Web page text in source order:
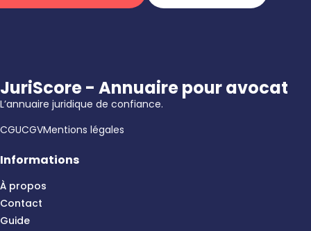
JuriScore - Annuaire pour avocat
L’annuaire juridique de confiance.
CGUCGVMentions légales
Informations
À propos
Contact
Guide